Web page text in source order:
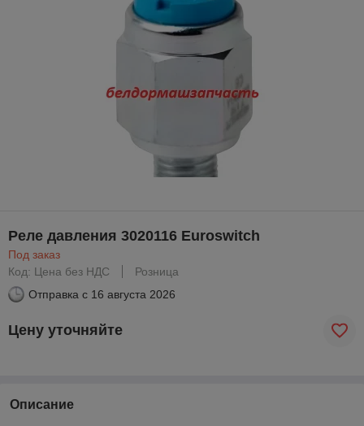
Реле давления 3020116 Euroswitch
Под заказ
Код: Цена без НДС
Розница
Отправка с 16 августа 2026
Цену уточняйте
Описание